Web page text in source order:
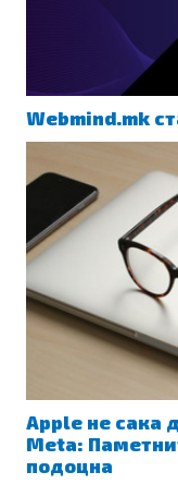
Webmind.mk
Apple не сака
Meta:
подоцна